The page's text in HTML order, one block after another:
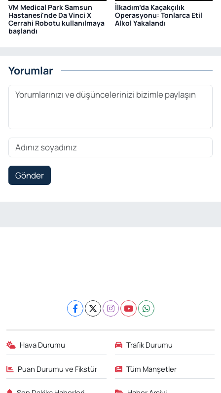
VM Medical Park Samsun
Hastanesi'nde Da Vinci X
Cerrahi Robotu kullanılmaya
başlandı
İlkadım’da Kaçakçılık
Operasyonu: Tonlarca Etil
Alkol Yakalandı
Yorumlar
Gönder
Hava Durumu Trafik Durumu
Puan Durumu ve Fikstür Tüm Manşetler